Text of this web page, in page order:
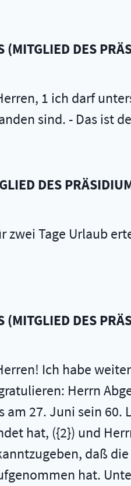
(MITGLIED DES
1 ich darf
sind. - Das ist
DES
zwei Tage Urlaub
(MITGLIED DES
Ich habe
Herrn
am 27. Juni sein
hat, ({2}) und
daß
hat.